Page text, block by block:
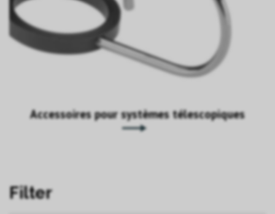
Accessoires pour systèmes télescopiques
Filter